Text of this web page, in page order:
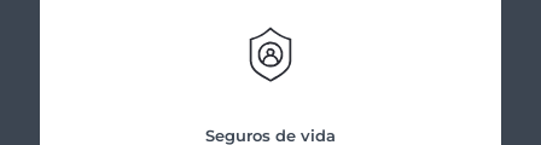
Seguros de vida